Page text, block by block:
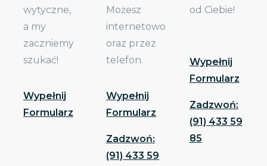
wytyczne,
a my
zaczniemy
szukać!
Wypełnij
Formularz
Możesz
internetowo
oraz przez
telefon.
Wypełnij
Formularz
Zadzwoń:
(91) 433 59
od Ciebie!
Wypełnij
Formularz
Zadzwoń:
(91) 433 59
85